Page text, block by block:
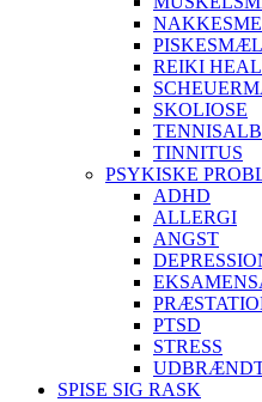
REIKI
SKOLIOSE
TINNITUS
PSYKISKE
ADHD
ALLERGI
ANGST
PTSD
STRESS
SPISE SIG RASK